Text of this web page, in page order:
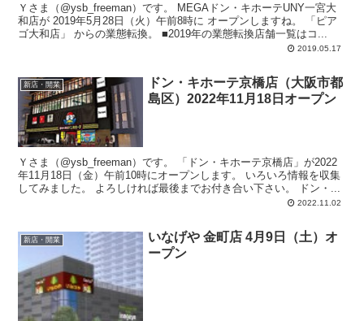
Ｙさま（@ysb_freeman）です。 MEGAドン・キホーテUNY一宮大
和店が 2019年5月28日（火）午前8時に オープンしますね。 「ピア
ゴ大和店」 からの業態転換。 ■2019年の業態転換店舗一覧はコ...
2019.05.17
新店・開業
ドン・キホーテ京橋店（大阪市都
島区）2022年11月18日オープン
Ｙさま（@ysb_freeman）です。 「ドン・キホーテ京橋店」が2022
年11月18日（金）午前10時にオープンします。 いろいろ情報を収集
してみました。 よろしければ最後までお付き合い下さい。 ドン・...
2022.11.02
新店・開業
いなげや 金町店 4月9日（土）オ
ープン